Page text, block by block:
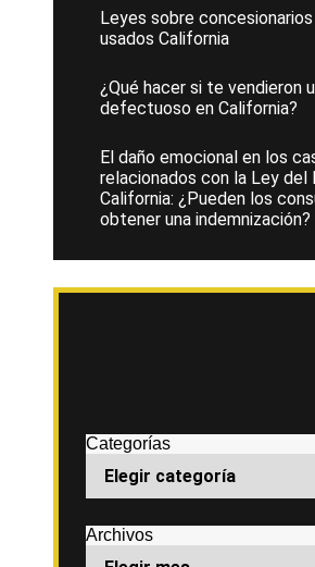
Leyes sobre
usados California
¿Qué hacer si te vendieron
defectuoso en California?
El daño emocional en los
relacionados con la Ley del
California: ¿Pueden los
obtener una indemnización?
Categorías
Archivos